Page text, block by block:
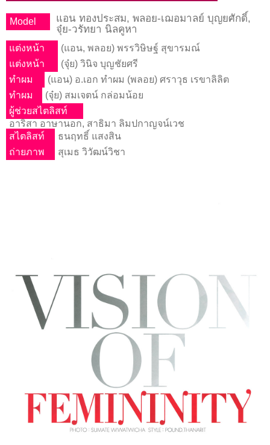
Model
แอน ทองประสม, พลอย-เฌอมาลย์ บุญยศักดิ์,
จุ๋ย-วรัทยา นิลคูหา
แต่งหน้า
(แอน, พลอย) พรรวิษิษฐ์ สุขารมณ์
แต่งหน้า
(จุ๋ย) วินิจ บุญชัยศรี
ทำผม
(แอน) อ.เอก ทำผม (พลอย) ศราวุธ เรขาลิลิต
ทำผม
(จุ๋ย) สมเจตน์ กล่อมน้อย
ผู้ช่วยสไตลิสท์
อาริสา อาษานอก, สาธิมา ลิมปกาญจน์เวช
สไตลิสท์
ธนฤทธิ์ แสงสิน
ถ่ายภาพ
สุเมธ วิวัฒน์วิชา